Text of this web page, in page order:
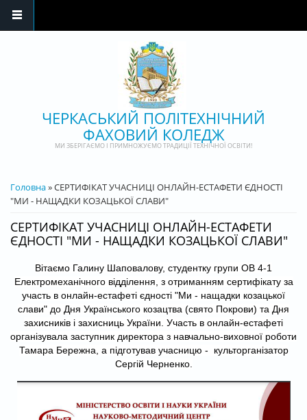
ЧЕРКАСЬКИЙ ПОЛІТЕХНІЧНИЙ
ФАХОВИЙ КОЛЕДЖ
МИ ЗБЕРІГАЄМО І ПРИМНОЖУЄМО ТРАДИЦІЇ ТЕХНІЧНОЇ ОСВІТИ!
ВИ Є ТУТ
Головна» СЕРТИФІКАТ УЧАСНИЦІ ОНЛАЙН-ЕСТАФЕТИ ЄДНОСТІ
"МИ - НАЩАДКИ КОЗАЦЬКОЇ СЛАВИ"
СЕРТИФІКАТ УЧАСНИЦІ ОНЛАЙН-ЕСТАФЕТИ
ЄДНОСТІ "МИ - НАЩАДКИ КОЗАЦЬКОЇ СЛАВИ"
Вітаємо Галину Шаповалову, студентку групи ОВ 4-1
Електромеханічного відділення, з отриманням сертифікату за
участь в онлайн-естафеті єдності "Ми - нащадки козацької
слави" до Дня Українського козацтва (свято Покрови) та Дня
захисників і захисниць України. Участь в онлайн-естафеті
організувала заступник директора з навчально-виховної роботи
Тамара Бережна, а підготував учасницю - культорганізатор
Сергій Черненко.